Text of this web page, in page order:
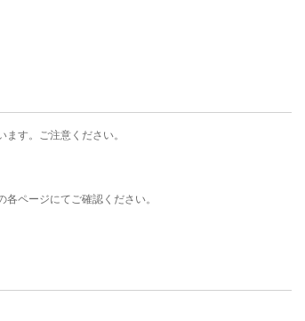
す。ご注意ください。
ページにてご確認ください。